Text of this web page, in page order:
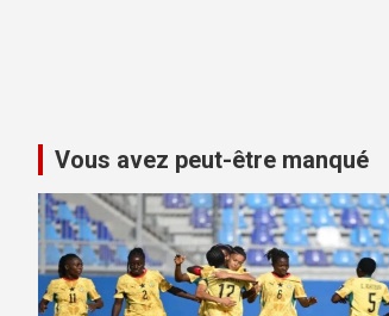
Vous avez peut-être manqué